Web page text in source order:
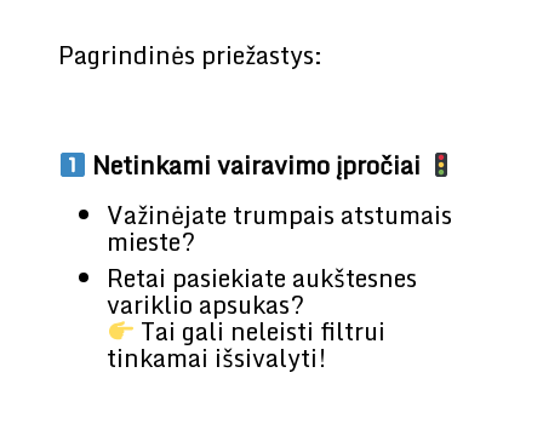
Pagrindinės priežastys:
Netinkami vairavimo įpročiai
Važinėjate trumpais atstumais
mieste?
Retai pasiekiate aukštesnes
variklio apsukas?
Tai gali neleisti filtrui
tinkamai išsivalyti!